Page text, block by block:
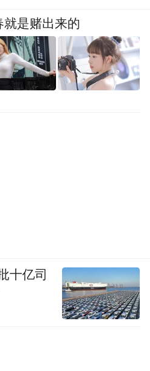
就是赌出来的
十亿司